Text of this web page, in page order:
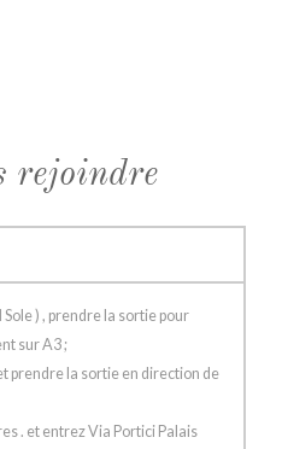
rejoindre
) , prendre la sortie pour
sur ​​A3 ;
prendre la sortie en direction de
. et entrez Via Portici Palais